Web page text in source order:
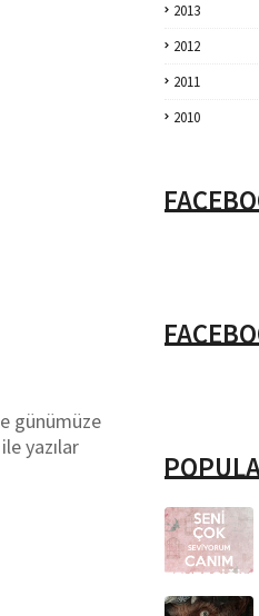
günümüze
yazılar
2013
2012
2011
2010